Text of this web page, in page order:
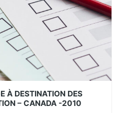
À DESTINATION DES
– CANADA -2010